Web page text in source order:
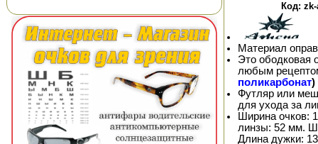
Код: zk-
Материал
Это ободковая
любым
поликарбонат)
Футляр или
для ухода за
Ширина очков:
линзы: 52 мм.
Длина дужки: